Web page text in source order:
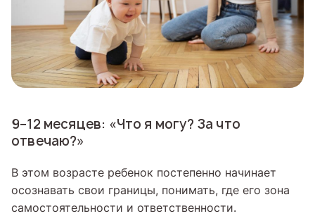
9–12 месяцев: «Что я могу? За что
отвечаю?»
В этом возрасте ребенок постепенно начинает
осознавать свои границы, понимать, где его зона
самостоятельности и ответственности.